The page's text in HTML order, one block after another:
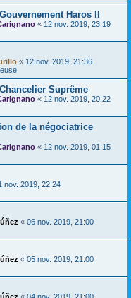
Haros II
« 12 nov. 2019, 23:19
« 12 nov. 2019, 21:36
Suprême
« 12 nov. 2019, 20:22
de la négociatrice
« 12 nov. 2019, 01:15
nov. 2019, 22:24
« 06 nov. 2019, 21:00
« 05 nov. 2019, 21:00
« 04 nov. 2019, 21:00